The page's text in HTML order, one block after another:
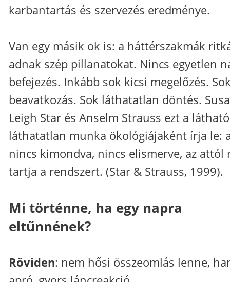
karbantartás és szervezés eredménye.
Van egy másik ok is: a háttérszakmák
adnak szép pillanatokat. Nincs egyetlen
befejezés. Inkább sok kicsi megelőzés.
beavatkozás. Sok láthatatlan döntés.
Leigh Star és Anselm Strauss ezt a
láthatatlan munka ökológiájaként írja le:
nincs kimondva, nincs elismerve, az attól
tartja a rendszert. (Star & Strauss, 1999).
Mi történne, ha egy napra
eltűnnének?
Röviden: nem hősi összeomlás lenne,